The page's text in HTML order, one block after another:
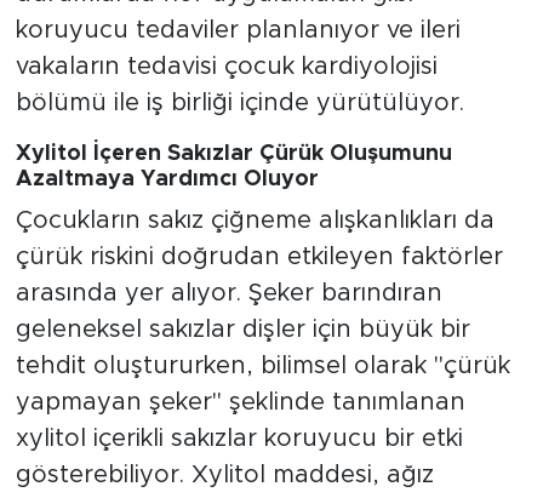
koruyucu tedaviler planlanıyor ve ileri
vakaların tedavisi çocuk kardiyolojisi
bölümü ile iş birliği içinde yürütülüyor.
Xylitol İçeren Sakızlar Çürük Oluşumunu
Azaltmaya Yardımcı Oluyor
Çocukların sakız çiğneme alışkanlıkları da
çürük riskini doğrudan etkileyen faktörler
arasında yer alıyor. Şeker barındıran
geleneksel sakızlar dişler için büyük bir
tehdit oluştururken, bilimsel olarak "çürük
yapmayan şeker" şeklinde tanımlanan
xylitol içerikli sakızlar koruyucu bir etki
gösterebiliyor. Xylitol maddesi, ağız